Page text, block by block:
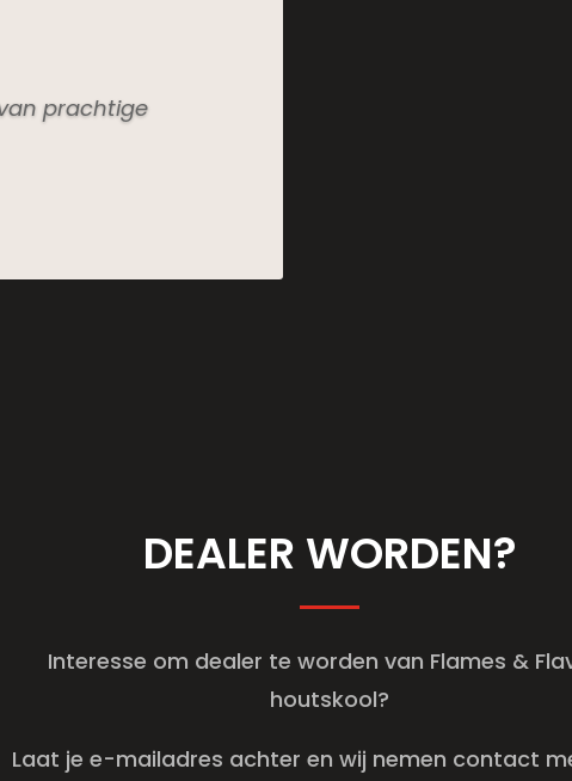
prachtige
DEALER WORDEN?
Interesse om dealer te worden van Flames &
houtskool?
Laat je e-mailadres achter en wij nemen contact